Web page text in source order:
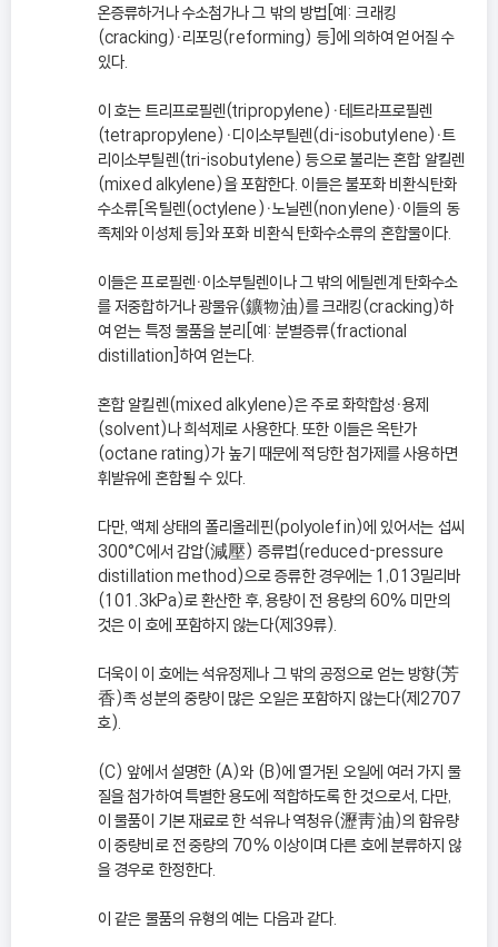
온증류하거나 수소첨가나 그 밖의 방법[예: 크래킹
(cracking)ㆍ리포밍(reforming) 등]에 의하여 얻어질 수
있다.
이 호는 트리프로필렌(tripropylene)ㆍ테트라프로필렌
(tetrapropylene)ㆍ디이소부틸렌(di-isobutylene)ㆍ트
리이소부틸렌(tri-isobutylene) 등으로 불리는 혼합 알킬렌
(mixed alkylene)을 포함한다. 이들은 불포화 비환식탄화
수소류[옥틸렌(octylene)ㆍ노닐렌(nonylene)ㆍ이들의 동
족체와 이성체 등]와 포화 비환식 탄화수소류의 혼합물이다.
이들은 프로필렌ㆍ이소부틸렌이나 그 밖의 에틸렌계 탄화수소
를 저중합하거나 광물유(鑛物油)를 크래킹(cracking)하
여 얻는 특정 물품을 분리[예: 분별증류(fractional
distillation]하여 얻는다.
혼합 알킬렌(mixed alkylene)은 주로 화학합성ㆍ용제
(solvent)나 희석제로 사용한다. 또한 이들은 옥탄가
(octane rating)가 높기 때문에 적당한 첨가제를 사용하면
휘발유에 혼합될 수 있다.
다만, 액체 상태의 폴리올레핀(polyolefin)에 있어서는 섭씨
300°C에서 감압(減壓) 증류법(reduced-pressure
distillation method)으로 증류한 경우에는 1,013밀리바
(101.3kPa)로 환산한 후, 용량이 전 용량의 60% 미만의
것은 이 호에 포함하지 않는다(제39류).
더욱이 이 호에는 석유정제나 그 밖의 공정으로 얻는 방향(芳
香)족 성분의 중량이 많은 오일은 포함하지 않는다(제2707
호).
(C) 앞에서 설명한 (A)와 (B)에 열거된 오일에 여러 가지 물
질을 첨가하여 특별한 용도에 적합하도록 한 것으로서, 다만,
이 물품이 기본 재료로 한 석유나 역청유(瀝靑油)의 함유량
이 중량비로 전 중량의 70% 이상이며 다른 호에 분류하지 않
을 경우로 한정한다.
이 같은 물품의 유형의 예는 다음과 같다.